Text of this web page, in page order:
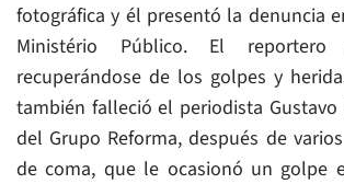
fotográfica y él presentó la denuncia
Ministério Público. El reportero
recuperándose de los golpes y
también falleció el periodista Gustavo
del Grupo Reforma, después de
de coma, que le ocasionó un golpe